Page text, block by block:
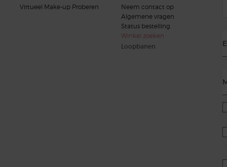
Virtueel Make-up Proberen
Neem contact op
Algemene vragen
Status bestelling
Winkel zoeken
Loopbanen